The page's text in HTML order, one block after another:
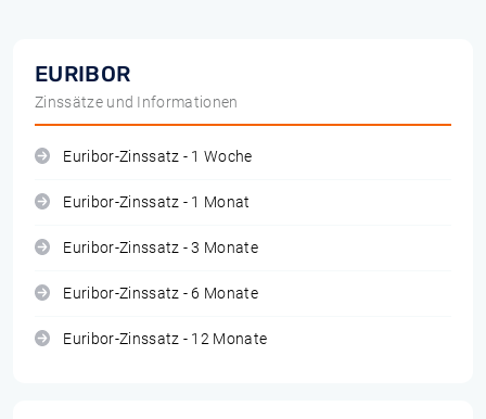
EURIBOR
Zinssätze und Informationen
Euribor-Zinssatz - 1 Woche
Euribor-Zinssatz - 1 Monat
Euribor-Zinssatz - 3 Monate
Euribor-Zinssatz - 6 Monate
Euribor-Zinssatz - 12 Monate